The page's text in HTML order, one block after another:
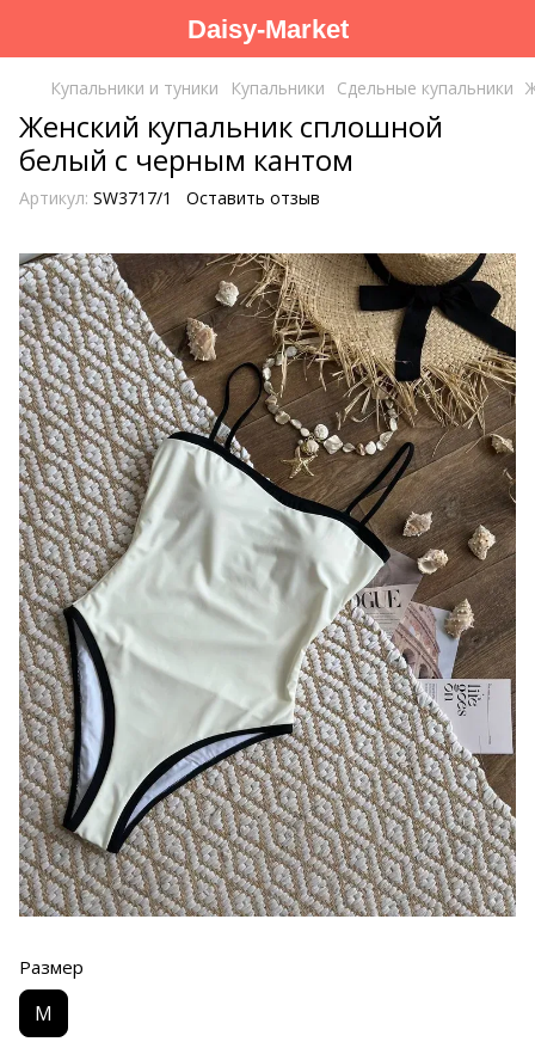
Daisy-Market
Купальники и туники Купальники Сдельные купальники
Женский купальник сплошной
белый с черным кантом
Артикул: SW3717/1 Оставить отзыв
Размер
M